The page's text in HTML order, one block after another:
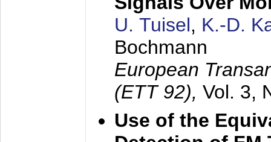
U. Tuisel, K.-D.
Bochmann
European
(ETT 92), Vol. 3,
Use of the